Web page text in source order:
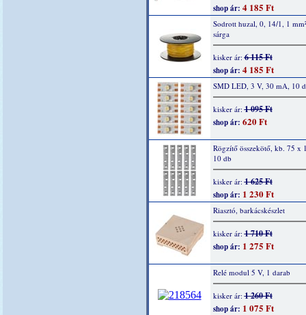
shop ár: 4 185 Ft
Sodrott huzal, 0, 14/1, 1
sárga
kisker ár:6 115 Ft
shop ár: 4 185 Ft
SMD LED, 3 V, 30 mA, 10
kisker ár:1 095 Ft
shop ár: 620 Ft
Rögzítő összekötő, kb. 75 x
10 db
kisker ár:1 625 Ft
shop ár: 1 230 Ft
Riasztó, barkácskészlet
kisker ár:1 710 Ft
shop ár: 1 275 Ft
Relé modul 5 V, 1 darab
kisker ár:1 260 Ft
shop ár: 1 075 Ft